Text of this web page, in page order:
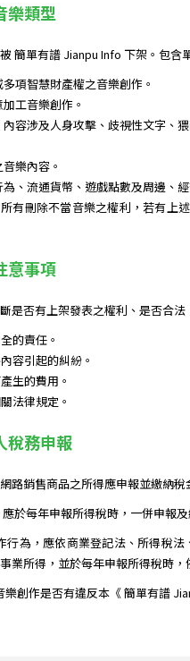
樂類型
簡單有譜 Jianpu Info 下架。包
項智慧財產權之音樂創作。
工音樂創作。
容涉及人身攻擊、歧視性文字、
樂內容。
、流通貨幣、遊戲點數及周邊、
有刪除不當音樂之權利，若有上
意事項
是否有上架發表之權利、是否合
的責任。
容引起的糾紛。
生的費用。
法律規定。
稅務申報
路銷售商品之所得應申報並繳納稅
於每年申報所得稅時，一併申報
行為，應依商業登記法、所得稅
業所得，並於每年申報所得稅時
創作是否有違反本《 簡單有譜